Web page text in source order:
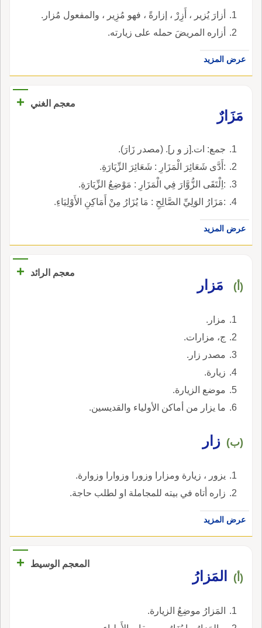
أزارَ يُزير ، أَزِرْ ، إزارةً ، فهو مُزِير ، والمفعول مُزار.
أزاره المريضَ حمله على زيارته.
عرض المزيد
معجم الغني
+
مَزَارٌ
جمع: ات.[ز و ر]. (مصدر زَارَ).
:أَدَّى شَعَائِرَ الْمَزَارِ : شَعَائِرَ الزِّيَارَةِ.
:اِلْتَقَى الزُّوَّارَ فِي الْمَزَارِ : مَوْضِعُ الزِّيَارَةِ.
:مَزَارُ الوَلِيِّ الصَّالِحِ : مَا يُزَارُ مِنْ أَمَاكِنِ الأَوْلِيَاءِ.
عرض المزيد
معجم الرائد +
(أ) مَزار
مزار.
ج، مزارات.
مصدر زار.
زيارة.
موضع الزيارة.
ما يزار من أماكن الأولياء والقديسين.
(ب) زار
يزور ، زيارة ومزارا وزورا وزوارا وزوارة.
زاره أتاه في بيته للمجاملة او لطلب حاجة.
عرض المزيد
المعجم الوسيط +
(أ) المَزارُ
المَزارُ موضِعُ الزيارة.